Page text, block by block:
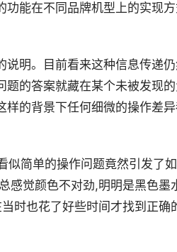
能在不同品牌机型上的实现
说明。目前看来这种信息传递
的答案就藏在某个未被发现的
样的背景下任何细微的操作差
似简单的操作问题竟然引发了如
感觉颜色不对劲,明明是黑色墨
时也花了好些时间才找到正确